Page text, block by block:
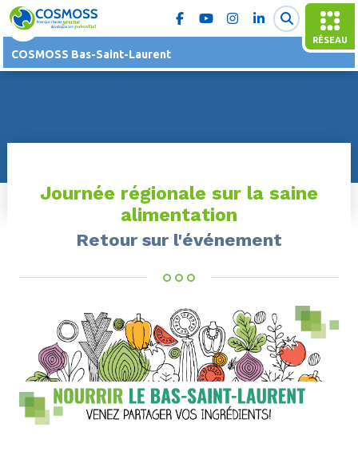
RÉSEAU
COSMOSS Bas-Saint-Laurent
Journée régionale sur la saine
alimentation
Retour sur l'événement